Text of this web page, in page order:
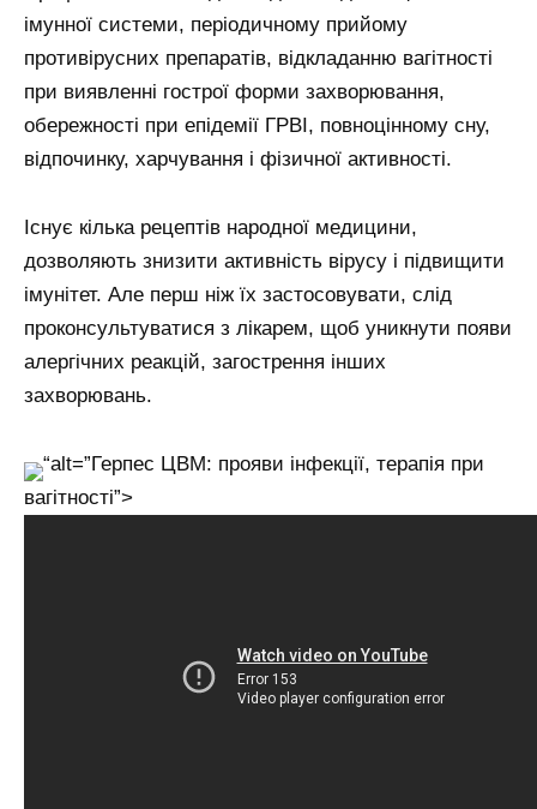
імунної системи, періодичному прийому
противірусних препаратів, відкладанню вагітності
при виявленні гострої форми захворювання,
обережності при епідемії ГРВІ, повноцінному сну,
відпочинку, харчування і фізичної активності.
Існує кілька рецептів народної медицини,
дозволяють знизити активність вірусу і підвищити
імунітет. Але перш ніж їх застосовувати, слід
проконсультуватися з лікарем, щоб уникнути появи
алергічних реакцій, загострення інших
захворювань.
“alt=”Герпес ЦВМ: прояви інфекції, терапія при
вагітності”>